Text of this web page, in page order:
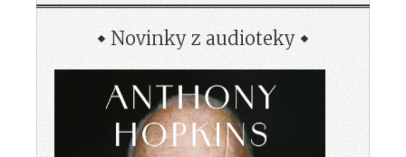
Novinky z audioteky